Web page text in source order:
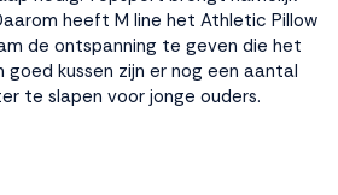
heeft M line het Athletic Pillow
de ontspanning te geven die het
kussen zijn er nog een aantal
te slapen voor jonge ouders.